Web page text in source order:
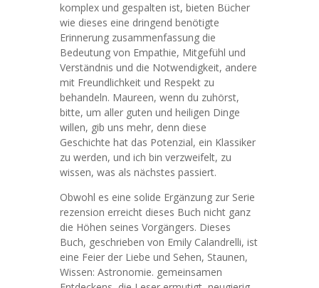
komplex und gespalten ist, bieten Bücher
wie dieses eine dringend benötigte
Erinnerung zusammenfassung die
Bedeutung von Empathie, Mitgefühl und
Verständnis und die Notwendigkeit, andere
mit Freundlichkeit und Respekt zu
behandeln. Maureen, wenn du zuhörst,
bitte, um aller guten und heiligen Dinge
willen, gib uns mehr, denn diese
Geschichte hat das Potenzial, ein Klassiker
zu werden, und ich bin verzweifelt, zu
wissen, was als nächstes passiert.
Obwohl es eine solide Ergänzung zur Serie
rezension erreicht dieses Buch nicht ganz
die Höhen seines Vorgängers. Dieses
Buch, geschrieben von Emily Calandrelli, ist
eine Feier der Liebe und Sehen, Staunen,
Wissen: Astronomie. gemeinsamen